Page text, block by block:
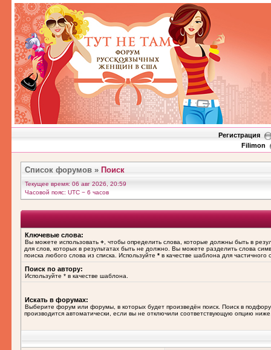
Регистрация
Filimon
Список форумов » Поиск
Текущее время: 06 авг 2026, 20:59
Часовой пояс: UTC − 6 часов
Ключевые слова:
Вы можете использовать + , чтобы определить слова, которые должны быть в
для слов, которых в результатах быть не должно. Вы можете разделить слова
поиска любого слова из списка. Используйте * в качестве шаблона для частичного
Поиск по автору:
Используйте * в качестве шаблона.
Искать в форумах:
Выберите форум или форумы, в которых будет произведён поиск. Поиск в
производится автоматически, если вы не отключили соответствующую опцию